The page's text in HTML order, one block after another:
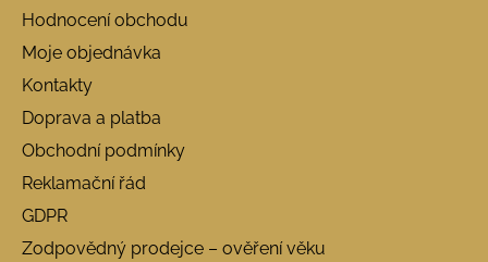
Hodnocení obchodu
Moje objednávka
Kontakty
Doprava a platba
Obchodní podmínky
Reklamační řád
GDPR
Zodpovědný prodejce – ověření věku